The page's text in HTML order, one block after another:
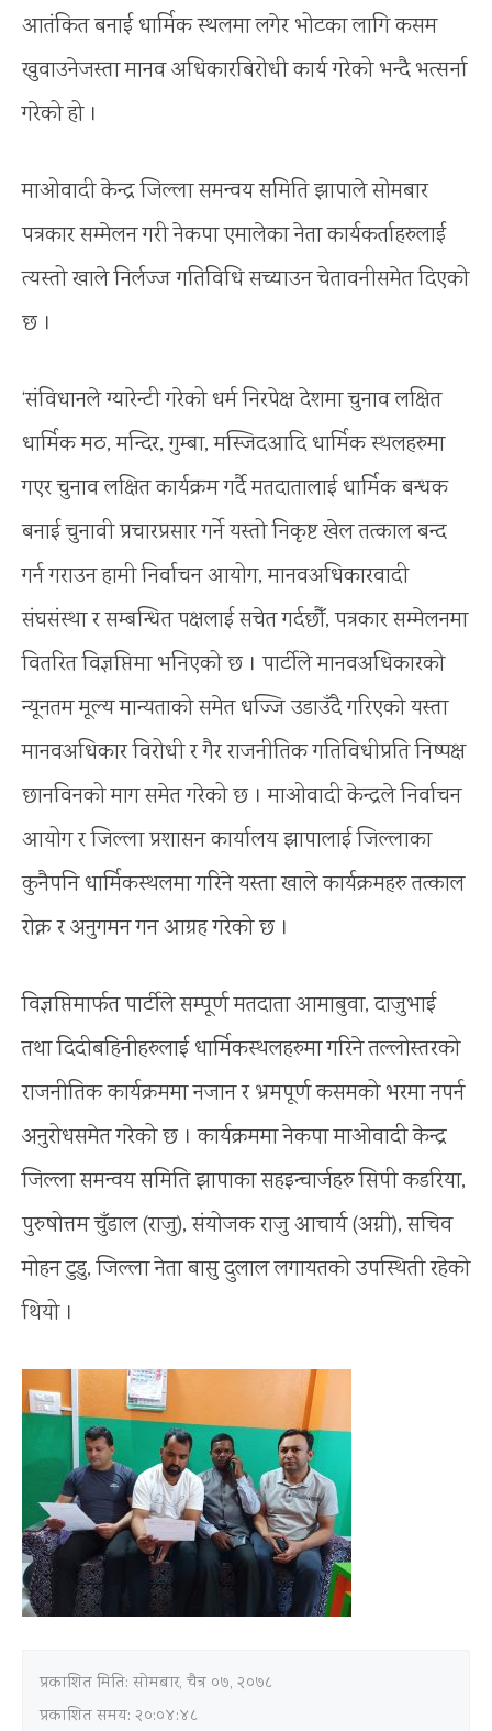
आतंकित बनाई धार्मिक स्थलमा लगेर भोटका लागि कसम
खुवाउनेजस्ता मानव अधिकारबिरोधी कार्य गरेको भन्दै भत्सर्ना
गरेको हो ।
माओवादी केन्द्र जिल्ला समन्वय समिति झापाले सोमबार
पत्रकार सम्मेलन गरी नेकपा एमालेका नेता कार्यकर्ताहरुलाई
त्यस्तो खाले निर्लज्ज गतिविधि सच्याउन चेतावनीसमेत दिएको
छ ।
‘संविधानले ग्यारेन्टी गरेको धर्म निरपेक्ष देशमा चुनाव लक्षित
धार्मिक मठ, मन्दिर, गुम्बा, मस्जिदआदि धार्मिक स्थलहरुमा
गएर चुनाव लक्षित कार्यक्रम गर्दै मतदातालाई धार्मिक बन्धक
बनाई चुनावी प्रचारप्रसार गर्ने यस्तो निकृष्ट खेल तत्काल बन्द
गर्न गराउन हामी निर्वाचन आयोग, मानवअधिकारवादी
संघसंस्था र सम्बन्धित पक्षलाई सचेत गर्दछौँ, पत्रकार सम्मेलनमा
वितरित विज्ञप्तिमा भनिएको छ । पार्टीले मानवअधिकारको
न्यूनतम मूल्य मान्यताको समेत धज्जि उडाउँदै गरिएको यस्ता
मानवअधिकार विरोधी र गैर राजनीतिक गतिविधीप्रति निष्पक्ष
छानविनको माग समेत गरेको छ । माओवादी केन्द्रले निर्वाचन
आयोग र जिल्ला प्रशासन कार्यालय झापालाई जिल्लाका
कुनैपनि धार्मिकस्थलमा गरिने यस्ता खाले कार्यक्रमहरु तत्काल
रोक्न र अनुगमन गन आग्रह गरेको छ ।
विज्ञप्तिमार्फत पार्टीले सम्पूर्ण मतदाता आमाबुवा, दाजुभाई
तथा दिदीबहिनीहरुलाई धार्मिकस्थलहरुमा गरिने तल्लोस्तरको
राजनीतिक कार्यक्रममा नजान र भ्रमपूर्ण कसमको भरमा नपर्न
अनुरोधसमेत गरेको छ । कार्यक्रममा नेकपा माओवादी केन्द्र
जिल्ला समन्वय समिति झापाका सहइन्चार्जहरु सिपी कडरिया,
पुरुषोत्तम चुँडाल (राजु), संयोजक राजु आचार्य (अग्नी), सचिव
मोहन टुडु, जिल्ला नेता बासु दुलाल लगायतको उपस्थिती रहेको
थियो ।
प्रकाशित मिति: सोमबार, चैत्र ०७, २०७८
प्रकाशित समय: २०:०४:४८